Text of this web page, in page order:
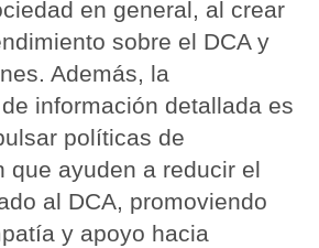
en general, al crear
sobre el DCA y
Además, la
información detallada es
políticas de
que ayuden a reducir el
al DCA, promoviendo
y apoyo hacia